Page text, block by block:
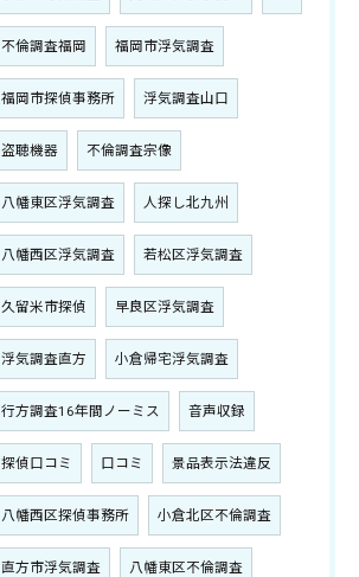
不倫調査福岡 福岡市浮気調査
福岡市探偵事務所 浮気調査山口
盗聴機器 不倫調査宗像
八幡東区浮気調査 人探し北九州
八幡西区浮気調査 若松区浮気調査
久留米市探偵 早良区浮気調査
浮気調査直方 小倉帰宅浮気調査
行方調査16年間ノーミス 音声収録
探偵口コミ 口コミ 景品表示法違反
八幡西区探偵事務所 小倉北区不倫調査
直方市浮気調査 八幡東区不倫調査